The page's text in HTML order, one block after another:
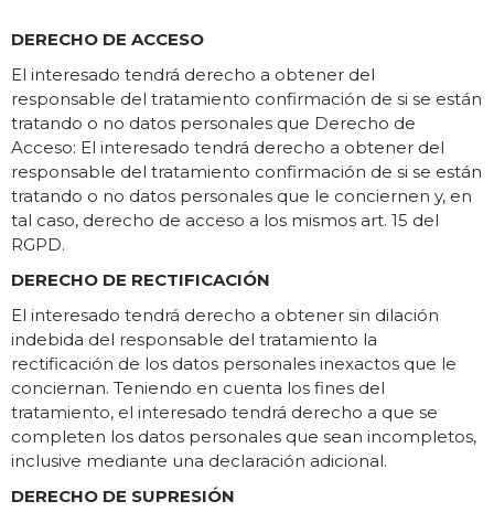
DERECHO DE ACCESO
El interesado tendrá derecho a obtener del
responsable del tratamiento confirmación de si se están
tratando o no datos personales que Derecho de
Acceso: El interesado tendrá derecho a obtener del
responsable del tratamiento confirmación de si se están
tratando o no datos personales que le conciernen y, en
tal caso, derecho de acceso a los mismos art. 15 del
RGPD.
DERECHO DE RECTIFICACIÓN
El interesado tendrá derecho a obtener sin dilación
indebida del responsable del tratamiento la
rectificación de los datos personales inexactos que le
conciernan. Teniendo en cuenta los fines del
tratamiento, el interesado tendrá derecho a que se
completen los datos personales que sean incompletos,
inclusive mediante una declaración adicional.
DERECHO DE SUPRESIÓN